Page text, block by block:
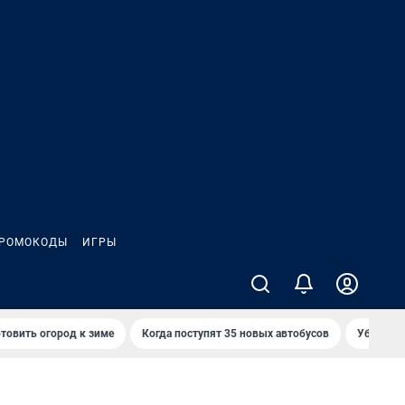
ИГРЫ
огород к зиме Когда поступят 35 новых автобусов Убийца